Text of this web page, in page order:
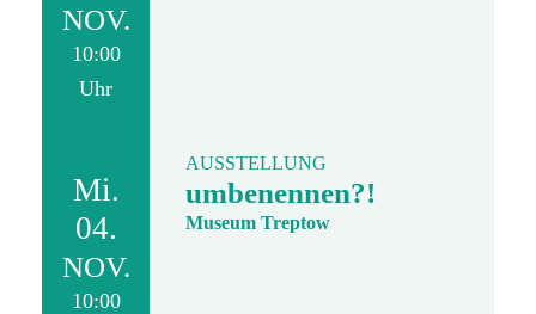
NOV.
10:00
Uhr
Mi.
04.
NOV.
10:00
AUSSTELLUNG
umbenennen?!
Museum Treptow